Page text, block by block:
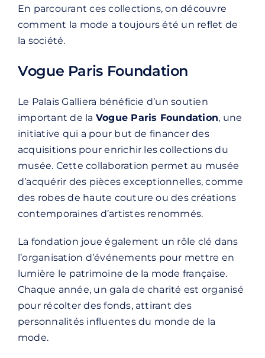
En parcourant ces collections, on découvre
comment la mode a toujours été un reflet de
la société.
Vogue Paris Foundation
Le Palais Galliera bénéficie d’un soutien
important de la Vogue Paris Foundation, une
initiative qui a pour but de financer des
acquisitions pour enrichir les collections du
musée. Cette collaboration permet au musée
d’acquérir des pièces exceptionnelles, comme
des robes de haute couture ou des créations
contemporaines d’artistes renommés.
La fondation joue également un rôle clé dans
l’organisation d’événements pour mettre en
lumière le patrimoine de la mode française.
Chaque année, un gala de charité est organisé
pour récolter des fonds, attirant des
personnalités influentes du monde de la
mode.